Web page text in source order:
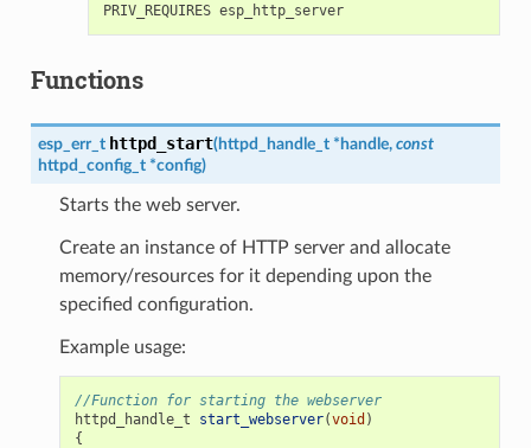
PRIV_REQUIRES esp_http_server
Functions
esp_err_t httpd_start(httpd_handle_t * handle, const
httpd_config_t *config)
Starts the web server.
Create an instance of HTTP server and allocate
memory/resources for it depending upon the
specified configuration.
Example usage:
//Function for starting the webserver
httpd_handle_t
start_webserver(void )
{